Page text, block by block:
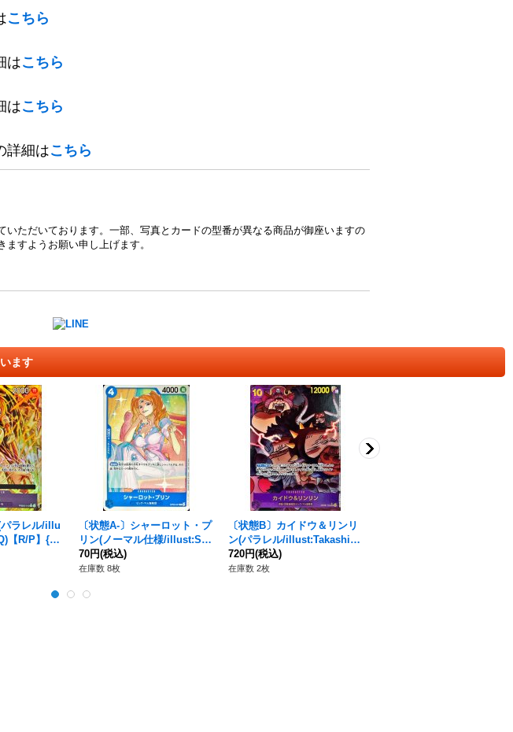
こちら
はこちら
はこちら
詳細はこちら
ただいております。一部、写真とカードの型番が異なる商品が御座いますの
すようお願い申し上げます。
ます
パラレル/illu
【R/P】{P
〔状態A-〕シャーロット・プ
リン(ノーマル仕様/illust:Su
nohara)【R】{OP06-047}
70円(税込)
在庫数 8枚
〔状態B〕カイドウ＆リンリ
ン(パラレル/illust:Takashi Y
oshiike)【SEC/P】{OP08-1
19}
720円(税込)
在庫数 2枚